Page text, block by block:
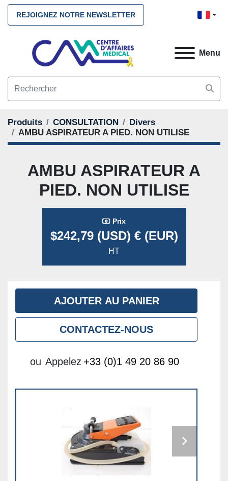
REJOIGNEZ NOTRE NEWSLETTER
Menu
Produits CONSULTATION
Divers
AMBU ASPIRATEUR A PIED. NON UTILISE
AMBU ASPIRATEUR A
PIED. NON UTILISE
Prix
$242,79 (USD) € (EUR)
HT
AJOUTER AU PANIER
CONTACTEZ-NOUS
ou Appelez +33 (0)1 49 20 86 90